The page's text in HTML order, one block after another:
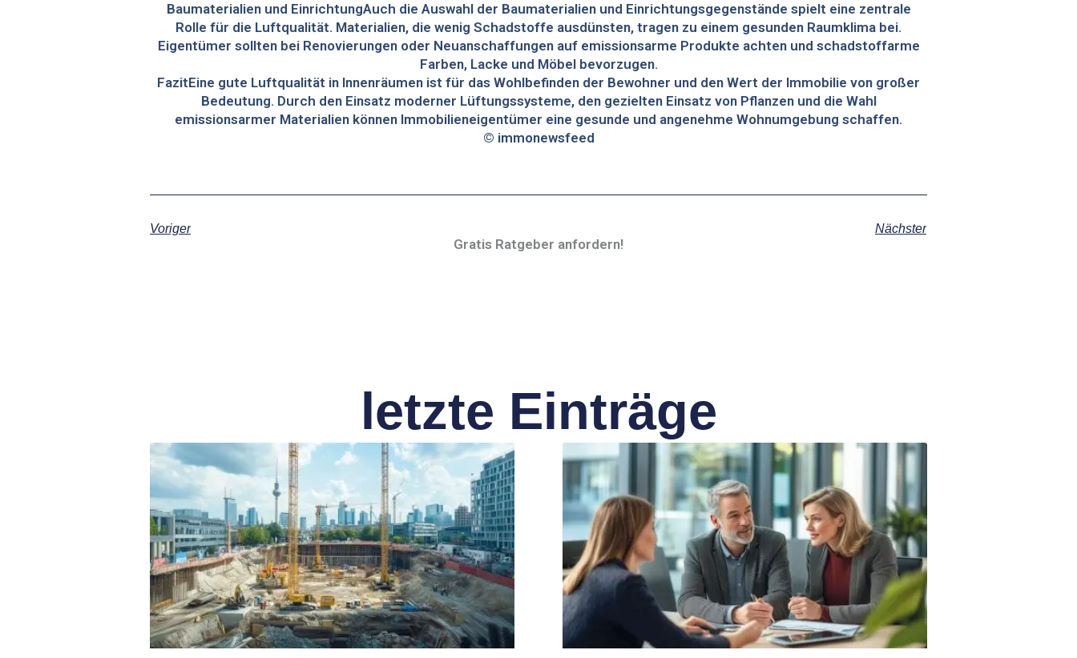
Baumaterialien und EinrichtungAuch die Auswahl der Baumaterialien und Einrichtungsgegenstände spielt eine zentrale
Rolle für die Luftqualität. Materialien, die wenig Schadstoffe ausdünsten, tragen zu einem gesunden Raumklima bei.
Eigentümer sollten bei Renovierungen oder Neuanschaffungen auf emissionsarme Produkte achten und schadstoffarme
Farben, Lacke und Möbel bevorzugen.
FazitEine gute Luftqualität in Innenräumen ist für das Wohlbefinden der Bewohner und den Wert der Immobilie von großer
Bedeutung. Durch den Einsatz moderner Lüftungssysteme, den gezielten Einsatz von Pflanzen und die Wahl
emissionsarmer Materialien können Immobilieneigentümer eine gesunde und angenehme Wohnumgebung schaffen.
© immonewsfeed
Voriger Nächster
Gratis Ratgeber anfordern!
letzte Einträge